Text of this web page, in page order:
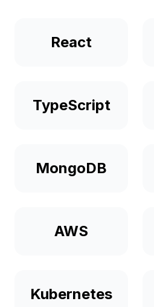
React
TypeScript
MongoDB
AWS
Kubernetes